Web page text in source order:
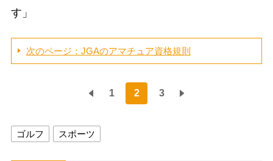
す」
次のページ：JGAのアマチュア資格規則
1 2 3
ゴルフ スポーツ